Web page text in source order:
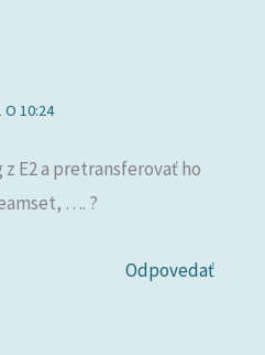
O 10:24
E2 a pretransferovať ho
…. ?
Odpovedať